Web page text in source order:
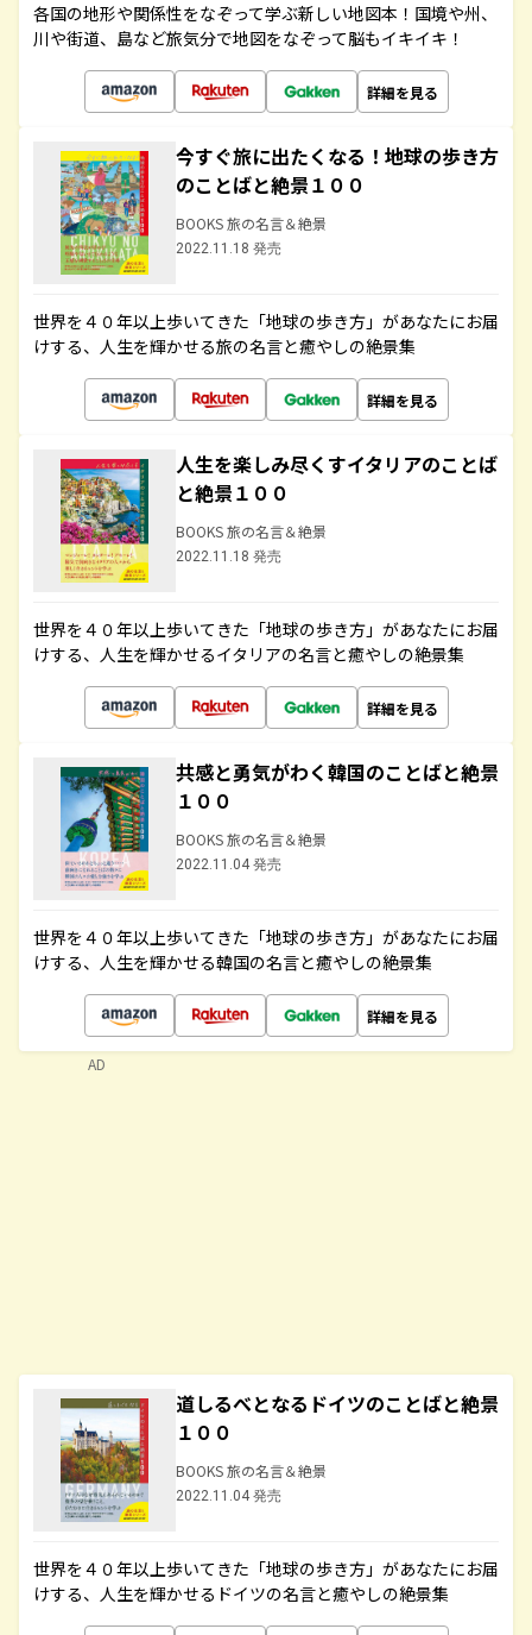
各国の地形や関係性をなぞって学ぶ新しい地図本！国境や州、
川や街道、島など旅気分で地図をなぞって脳もイキイキ！
詳細を見る
今すぐ旅に出たくなる！地球の歩き方
のことばと絶景１００
BOOKS 旅の名言＆絶景
2022.11.18 発売
世界を４０年以上歩いてきた「地球の歩き方」があなたにお届
けする、人生を輝かせる旅の名言と癒やしの絶景集
詳細を見る
人生を楽しみ尽くすイタリアのことば
と絶景１００
BOOKS 旅の名言＆絶景
2022.11.18 発売
世界を４０年以上歩いてきた「地球の歩き方」があなたにお届
けする、人生を輝かせるイタリアの名言と癒やしの絶景集
詳細を見る
共感と勇気がわく韓国のことばと絶景
１００
BOOKS 旅の名言＆絶景
2022.11.04 発売
世界を４０年以上歩いてきた「地球の歩き方」があなたにお届
けする、人生を輝かせる韓国の名言と癒やしの絶景集
詳細を見る
道しるべとなるドイツのことばと絶景
１００
BOOKS 旅の名言＆絶景
2022.11.04 発売
世界を４０年以上歩いてきた「地球の歩き方」があなたにお届
けする、人生を輝かせるドイツの名言と癒やしの絶景集
AD